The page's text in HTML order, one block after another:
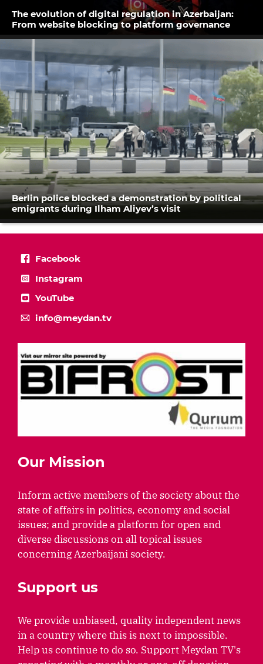
The evolution of digital regulation in Azerbaijan:
From website blocking to platform governance
Berlin police blocked a demonstration by political
emigrants during Ilham Aliyev’s visit
Facebook
Instagram
YouTube
info@meydan.tv
Our Mission
Inform active members of the society about the
state of affairs in politics, economy and social
issues; and provide a platform for open and
diverse discussions on all topical issues
concerning Azerbaijani society.
Support us
We provide unbiased, quality independent news
in a country where this is next to impossible.
Help us continue to do so. Support Meydan TV's